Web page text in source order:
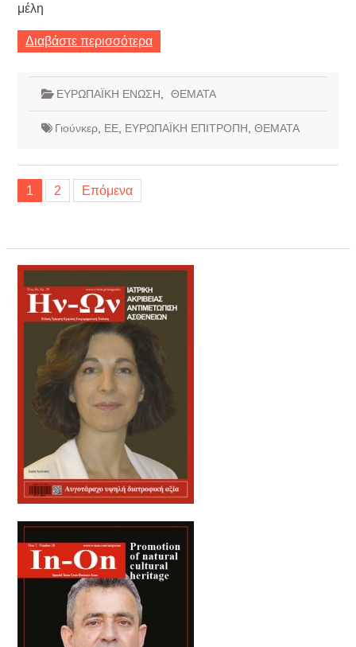
μέλη
Διαβάστε περισσότερα
ΕΥΡΩΠΑΪΚΗ ΕΝΩΣΗ ΘΕΜΑΤΑ
Γιούνκερ, ΕΕ, ΕΥΡΩΠΑΪΚΗ ΕΠΙΤΡΟΠΗ ΘΕΜΑΤΑ
Σελιδοποίηση
άρθρων
1 2 Επόμενα